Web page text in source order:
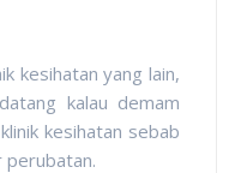
kesihatan yang lain,
kalau demam
kesihatan sebab